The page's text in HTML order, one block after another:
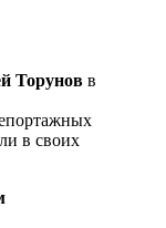
Торунов в
в своих